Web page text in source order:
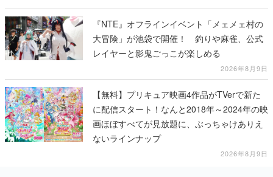
『NTE』オフラインイベント「メェメェ村の
大冒険」が池袋で開催！ 釣りや麻雀、公式
レイヤーと影鬼ごっこが楽しめる
2026年8月9日
【無料】プリキュア映画4作品がTVerで新た
に配信スタート！なんと2018年～2024年の映
画ほぼすべてが見放題に、ぶっちゃけありえ
ないラインナップ
2026年8月9日